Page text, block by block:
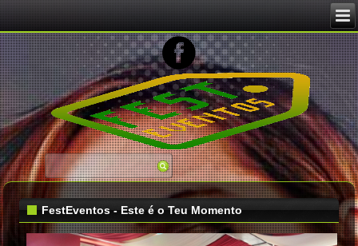
Image 02
FestEventos - Este é o Teu Momento